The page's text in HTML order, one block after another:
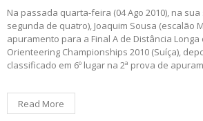
Na passada quarta-feira (04 Ago 2010), na
segunda de quatro), Joaquim Sousa (escalão
apuramento para a Final A de Distância
Orienteering Championships 2010 (Suíça),
classificado em 6º lugar na 2ª prova de
Read More